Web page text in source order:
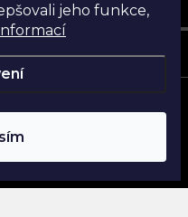
jeho funkce,
práva vyhrazena.